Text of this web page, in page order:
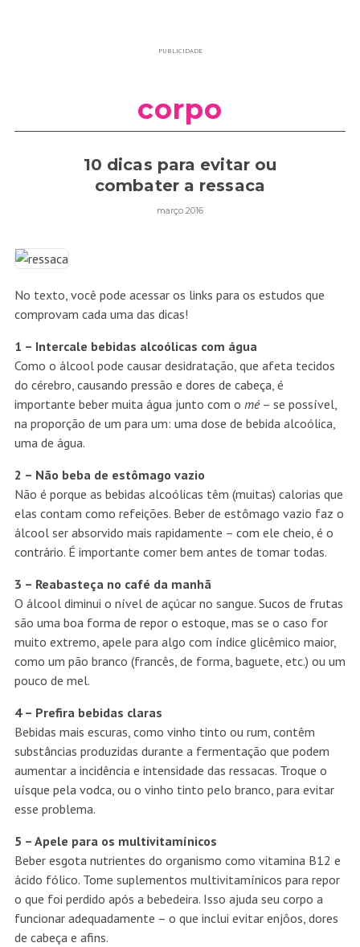
PUBLICIDADE
corpo
10 dicas para evitar ou
combater a ressaca
março 2016
No texto, você pode acessar os links para os estudos que
comprovam cada uma das dicas!
1 – Intercale bebidas alcoólicas com água
Como o álcool pode causar desidratação, que afeta tecidos
do cérebro, causando pressão e dores de cabeça, é
importante beber muita água junto com o mé– se possível,
na proporção de um para um: uma dose de bebida alcoólica,
uma de água.
2 – Não beba de estômago vazio
Não é porque as bebidas alcoólicas têm (muitas) calorias que
elas contam como refeições. Beber de estômago vazio faz o
álcool ser absorvido mais rapidamente – com ele cheio, é o
contrário. É importante comer bem antes de tomar todas.
3 – Reabasteça no café da manhã
O álcool diminui o nível de açúcar no sangue. Sucos de frutas
são uma boa forma de repor o estoque, mas se o caso for
muito extremo, apele para algo com índice glicêmico maior,
como um pão branco (francês, de forma, baguete, etc.) ou um
pouco de mel.
4 – Prefira bebidas claras
Bebidas mais escuras, como vinho tinto ou rum, contêm
substâncias produzidas durante a fermentação que podem
aumentar a incidência e intensidade das ressacas. Troque o
uísque pela vodca, ou o vinho tinto pelo branco, para evitar
esse problema.
5 – Apele para os multivitamínicos
Beber esgota nutrientes do organismo como vitamina B12 e
ácido fólico. Tome suplementos multivitamínicos para repor
o que foi perdido após a bebedeira. Isso ajuda seu corpo a
funcionar adequadamente – o que inclui evitar enjôos, dores
de cabeça e afins.